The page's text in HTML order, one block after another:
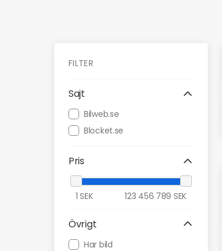
FILTER
Sajt
Bilweb.se
Blocket.se
Pris
1 SEK 123 456 789 SEK
Övrigt
Har bild